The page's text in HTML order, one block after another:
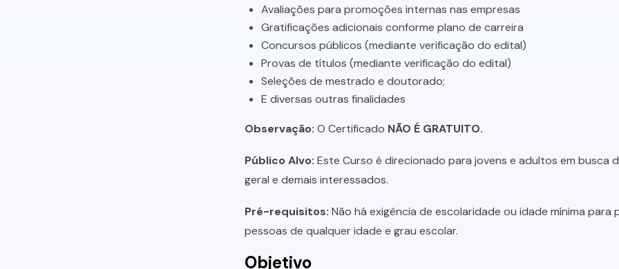
Avaliações para promoções internas nas empresas
Gratificações adicionais conforme plano de carreira
Concursos públicos (mediante verificação do edital)
Provas de títulos (mediante verificação do edital)
Seleções de mestrado e doutorado;
E diversas outras finalidades
Observação: O Certificado NÃO É GRATUITO.
Público Alvo: Este Curso é direcionado para jovens e adultos em busca
geral e demais interessados.
Pré-requisitos: Não há exigência de escolaridade ou idade mínima
pessoas de qualquer idade e grau escolar.
Objetivo